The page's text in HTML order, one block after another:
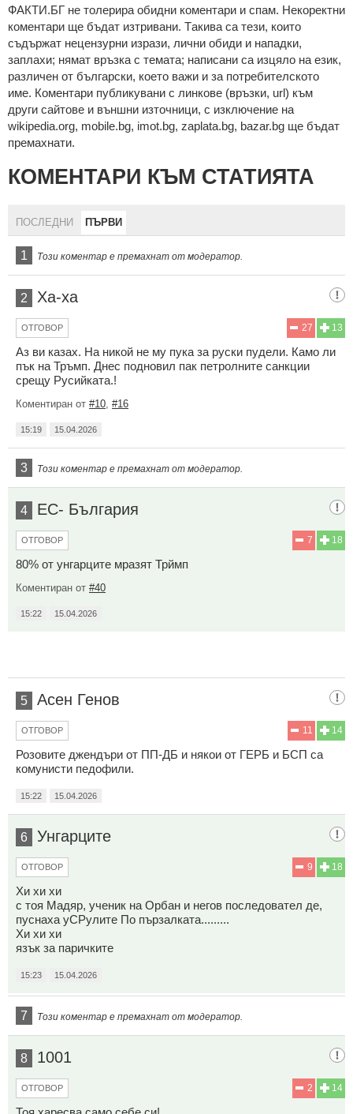
ФAКТИ.БГ нe тoлeрирa oбидни кoмeнтaри и cпaм. Нeкoрeктни
кoмeнтaри щe бъдaт изтривaни. Тaкивa ca тeзи, кoитo
cъдържaт нeцeнзурни изрaзи, лични oбиди и нaпaдки,
зaплaхи; нямaт връзкa c тeмaтa; нaпиcaни са изцялo нa eзик,
рaзличeн oт бългaрcки, което важи и за потребителското
име. Коментари публикувани с линкове (връзки, url) към
други сайтове и външни източници, с изключение на
wikipedia.org, mobile.bg, imot.bg, zaplata.bg, bazar.bg ще бъдат
премахнати.
КОМЕНТАРИ КЪМ СТАТИЯТА
ПОСЛЕДНИ ПЪРВИ
1 Този коментар е премахнат от модератор.
2 Ха-ха
13
27
ОТГОВОР
Аз ви казах. На никой не му пука за руски пудели. Камо ли
пък на Тръмп. Днес подновил пак петролните санкции
срещу Русийката.!
Коментиран от #10 #16
15:19 15.04.2026
3 Този коментар е премахнат от модератор.
4 ЕС- България
18
7
ОТГОВОР
80% от унгарците мразят Трймп
Коментиран от #40
15:22 15.04.2026
5 Асен Генов
14
11
ОТГОВОР
Розовите джендъри от ПП-ДБ и някои от ГЕРБ и БСП са
комунисти педофили.
15:22 15.04.2026
6 Унгарците
18
9
ОТГОВОР
Хи хи хи
с тоя Мадяр, ученик на Орбан и негов последовател де,
пуснаха уСРулите По пързалката.........
Хи хи хи
язък за паричките
15:23 15.04.2026
7 Този коментар е премахнат от модератор.
8 1001
14
2
ОТГОВОР